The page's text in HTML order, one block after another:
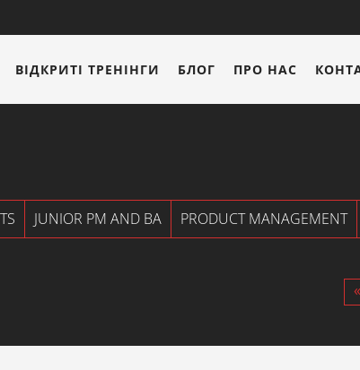
ВІДКРИТІ ТРЕНІНГИ БЛОГ ПРО НАС
JUNIOR PM AND BA PRODUCT MANAGEMENT
«